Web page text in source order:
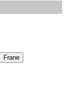
Frane